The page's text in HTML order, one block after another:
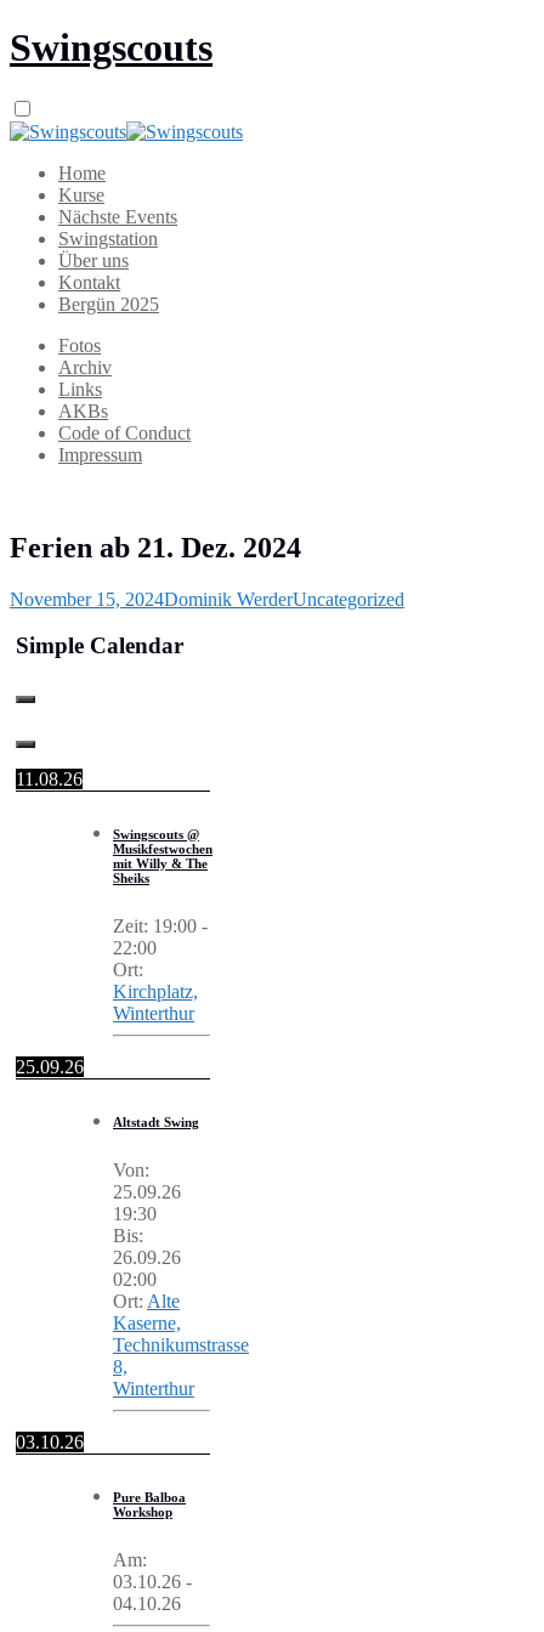
Swingscouts
Home
Kurse
Nächste Events
Swingstation
Über uns
Kontakt
Bergün 2025
Fotos
Archiv
Links
AKBs
Code of Conduct
Impressum
Ferien ab 21. Dez. 2024
November 15, 2024Dominik WerderUncategorized
Simple Calendar
11.08.26
Swingscouts @
Musikfestwochen
mit Willy & The
Sheiks
Zeit: 19:00 -
22:00
Ort:
Kirchplatz,
Winterthur
25.09.26
Altstadt Swing
Von:
25.09.26
19:30
Bis:
26.09.26
02:00
Ort: Alte
Kaserne,
Technikumstrasse
8,
Winterthur
03.10.26
Pure Balboa
Workshop
Am:
03.10.26 -
04.10.26